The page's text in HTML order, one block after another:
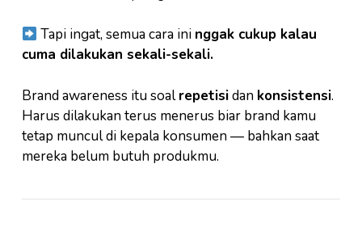
Tapi ingat, semua cara ini nggak cukup kalau
cuma dilakukan sekali-sekali.
Brand awareness itu soalrepetisidan konsistensi.
Harus dilakukan terus menerus biar brand kamu
tetap muncul di kepala konsumen — bahkan saat
mereka belum butuh produkmu.